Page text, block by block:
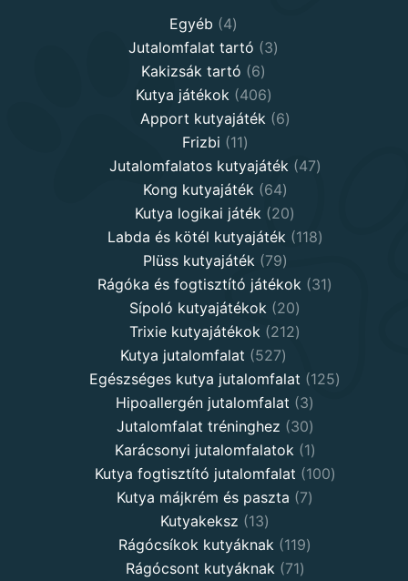
Egyéb 44
products
Jutalomfalat tartó 33
Kakizsák tartó 66
products
Kutya játékok 406406
products
Apport kutyajáték 66
Frizbi 1111
products
Jutalomfalatos kutyajáték 4747
Kong kutyajáték 6464
products
Kutya logikai játék 2020
products
Labda és kötél kutyajáték 118118
Plüss kutyajáték 7979
products
Rágóka és fogtisztító játékok 3131
Sípoló kutyajátékok 2020
products
Trixie kutyajátékok 212212
Kutya jutalomfalat 527527
products
Egészséges kutya jutalomfalat 125125
Hipoallergén jutalomfalat 33
products
Jutalomfalat tréninghez 3030
products
Karácsonyi jutalomfalatok 11
product
Kutya fogtisztító jutalomfalat 100100
Kutya májkrém és paszta 77
Kutyakeksz 1313
products
Rágócsíkok kutyáknak 119119
Rágócsont kutyáknak 7171